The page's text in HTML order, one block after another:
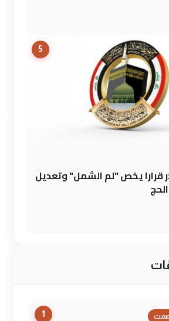
5
قرارا يخص "لم الشمل" وتعديل
1